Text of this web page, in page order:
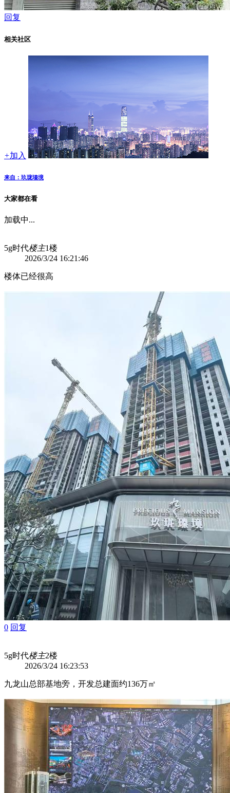
回复
相关社区
+加入
来自：玖珑瑧境
大家都在看
加载中...
5g时代楼主1楼
2026/3/24 16:21:46
楼体已经很高
0 回复
5g时代楼主2楼
2026/3/24 16:23:53
九龙山总部基地旁，开发总建面约136万㎡